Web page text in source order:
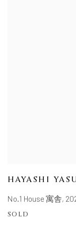
HAYASHI
No.1 House 寓舎,
SOLD